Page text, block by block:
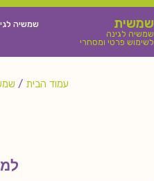
שמשית
שמשיה לגינה
לשימוש פרטי ומסחרי
שמשיה
עמוד הבית /